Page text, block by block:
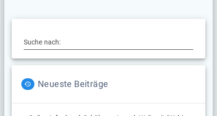
Suche nach:
Neueste Beiträge